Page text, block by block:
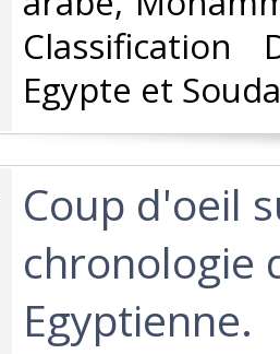
Classification
Egypte et
‎Coup d'oeil
chronologie
Egyptienne.‎